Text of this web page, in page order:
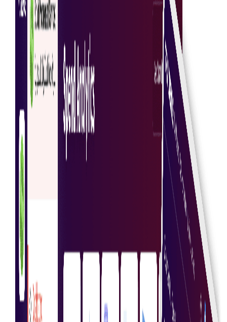
Organisatorisch overzicht
Binnen enkele seconden toegang tot een uitgebreide
analyse van je hele organisatie voor weloverwogen
beslissingen.
Blockchain-codering
Zorg ervoor dat alle informatie veilig wordt versleuteld
met behulp van geavanceerde blockchaintechnologie
voor gegevensintegriteit.
Real-Time Rapportage
Ontvang direct gedetailleerde rapporten om
inkoopactiviteiten te controleren en tijdig aanpassingen
te doen.